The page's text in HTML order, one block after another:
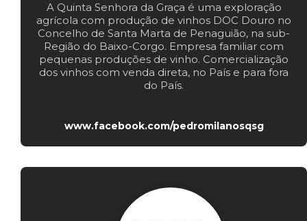
A Quinta Senhora da Graça é uma exploração
agrícola com produção de vinhos DOC Douro no
Concelho de Santa Marta de Penaguião, na sub-
Região do Baixo-Corgo. Empresa familiar com
pequenas produções de vinho. Comercialização
dos vinhos com venda direta, no País e para fora
do País.
www.facebook.com/pedromilanosqsg